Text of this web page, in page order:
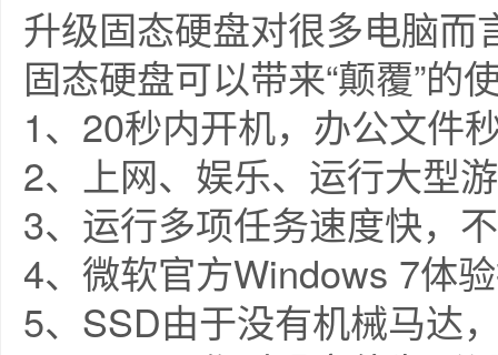
升级固态硬盘对很多电脑
固态硬盘可以带来“颠覆”
1、20秒内开机，办公文件
2、上网、娱乐、运行大型
3、运行多项任务速度快，
4、微软官方Windows 7体
5、SSD由于没有机械马达